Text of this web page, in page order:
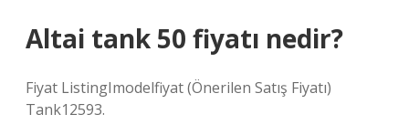
Altai tank 50 fiyatı nedir?
Fiyat ListingImodelfiyat (Önerilen Satış Fiyatı)
Tank12593.